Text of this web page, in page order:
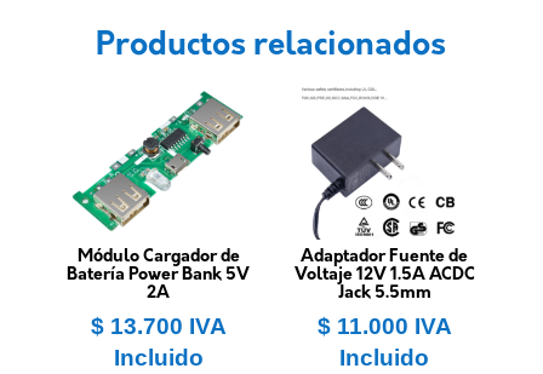
Productos relacionados
Módulo Cargador de
Batería Power Bank 5V
2A
$13.700 IVA
Incluido
Adaptador Fuente de
Voltaje 12V 1.5A ACDC
Jack 5.5mm
$11.000 IVA
Incluido